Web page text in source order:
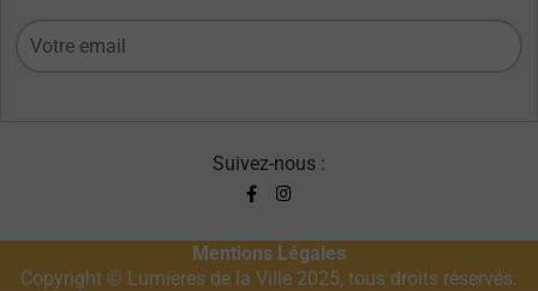
Suivez-nous :
Mentions Légales
Copyright © Lumières de la Ville 2025, tous droits réservés.